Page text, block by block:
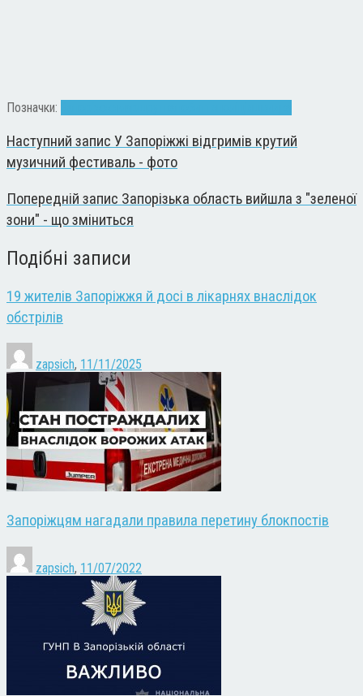
Позначки:
Наступний запис У Запоріжжі відгримів крутий
музичний фестиваль - фото
Попередній запис Запорізька область вийшла з "зеленої
зони" - що зміниться
Подібні записи
19 жителів Запоріжжя й досі в лікарнях внаслідок
обстрілів
zapsich, 11/11/2025
Запоріжцям нагадали правила перетину блокпостів
zapsich, 11/07/2022